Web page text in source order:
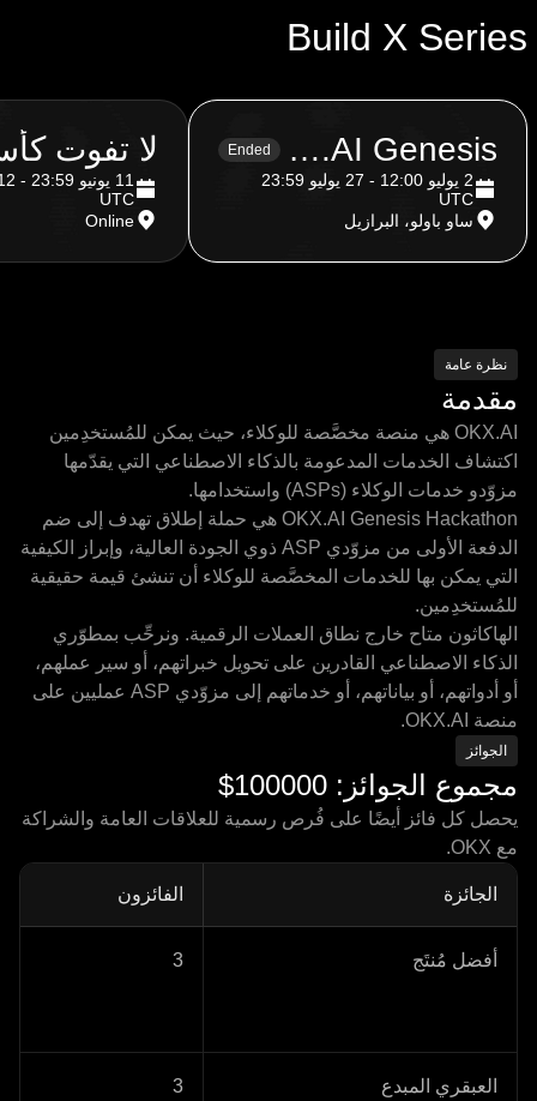
Build X Series
OKX.AI Genesis
Ended
2 يوليو 12:00 - 27 يوليو 23:59
UTC
ساو باولو، البرازيل
لا تفوت
UTC
Online
نظرة عامة
مقدمة
OKX.AI هي منصة مخصَّصة للوكلاء، حيث يمكن للمُستخدِمين
اكتشاف الخدمات المدعومة بالذكاء الاصطناعي التي يقدّمها
مزوّدو خدمات الوكلاء (ASPs) واستخدامها.
OKX.AI Genesis Hackathon هي حملة إطلاق تهدف إلى ضم
الدفعة الأولى من مزوّدي ASP ذوي الجودة العالية، وإبراز الكيفية
التي يمكن بها للخدمات المخصَّصة للوكلاء أن تنشئ قيمة حقيقية
للمُستخدِمين.
الهاكاثون متاح خارج نطاق العملات الرقمية. ونرحِّب بمطوّري
الذكاء الاصطناعي القادرين على تحويل خبراتهم، أو سير عملهم،
أو أدواتهم، أو بياناتهم، أو خدماتهم إلى مزوّدي ASP عمليين على
منصة OKX.AI.
الجوائز
مجموع الجوائز: 100000$
يحصل كل فائز أيضًا على فُرص رسمية للعلاقات العامة والشراكة
مع OKX.
الجائزة الفائزون
أفضل مُنتَج 3
العبقري المبدع 3